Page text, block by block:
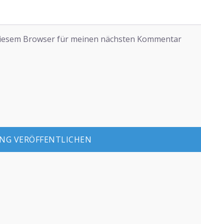
Browser für meinen nächsten Kommentar